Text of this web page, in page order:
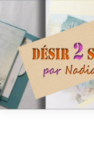
content